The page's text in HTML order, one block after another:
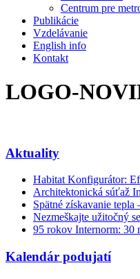
Centrum pre
Publikácie
Vzdelávanie
English info
Kontakt
LOGO-
Aktuality
Habitat Konfigurátor:
Architektonická súťaž
Spätné získavanie
Nezmeškajte užitočný
95 rokov Internorm: 30
Kalendár podujatí